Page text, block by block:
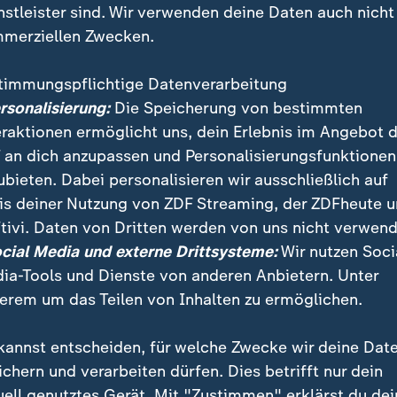
hat gestern mit großer Mehrheit gegen den
May gestimmt. Diese muss sich jetzt sogar einem
stellen.
sind. Wir verwenden deine Daten auch nicht
Zwecken.
Datenverarbeitung
Die Speicherung von bestimmten
ermöglicht uns, dein Erlebnis im Angebot
an dich anzupassen und Personalisierungsfunktionen
Dabei personalisieren wir ausschließlich auf
deiner Nutzung von ZDF Streaming, der ZDFheute
Daten von Dritten werden von uns nicht
Media und externe Drittsysteme:Wir nutzen
Tools und Dienste von anderen Anbietern. Unter
um das Teilen von Inhalten zu ermöglichen.
entscheiden, für welche Zwecke wir deine
und verarbeiten dürfen. Dies betrifft nur dein